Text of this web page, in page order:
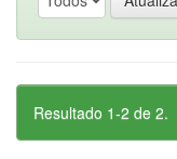
Resultado 1-2 de 2.